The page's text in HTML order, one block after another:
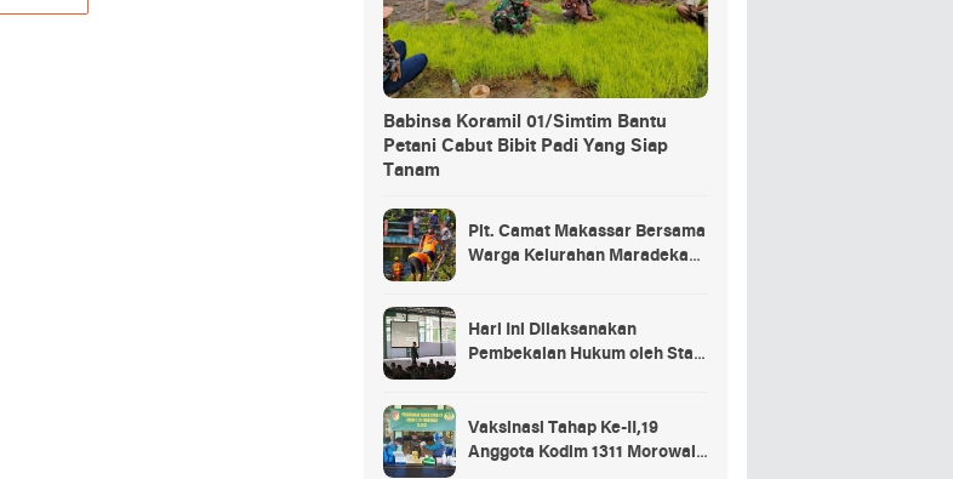
Babinsa Koramil 01/Simtim Bantu
Petani Cabut Bibit Padi Yang Siap
Tanam
Plt. Camat Makassar Bersama
Warga Kelurahan Maradekaya
Hari Ini Dilaksanakan
Pembekalan Hukum oleh Staf
Kostrad
Vaksinasi Tahap Ke-II,19
Anggota Kodim 1311 Morowali